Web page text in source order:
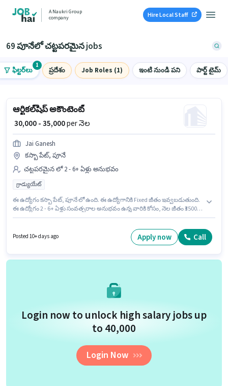
A Naukri Group
company
Hire Local Staff
69 పూనేలో చట్టపరమైన jobs
ఫిల్టర్‌లు
1
ప్రదేశం Job Roles (1) ఇంటి నుండి పని పార్ట్ టైమ్
ఆర్టికల్‌షిప్ అకౌంటెంట్
₹ 30,000 - 35,000per నెల
Jai Ganesh
కస్బా పేట్, పూనే
చట్టపరమైన లో 2 - 6+ ఏళ్లు అనుభవం
గ్రాడ్యుయేట్
ఈ ఉద్యోగం కస్బా పేట్, పూనే లో ఉంది. ఈ ఉద్యోగానికి Fixed జీతం ఇవ్వబడుతుంది.
ఈ ఉద్యోగం 2 - 6+ ఏళ్లు సంవత్సరాల అనుభవం ఉన్న వారికి కోసం, నెల జీతం ₹35000
Posted 10+ days ago Apply now Call
Login now to unlock high salary jobs up
to ₹40,000
Login Now